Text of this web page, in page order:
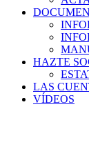
HAZTE
LAS
VÍDEOS